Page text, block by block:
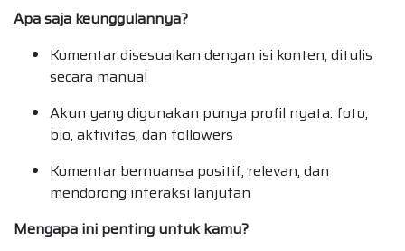
Apa saja keunggulannya?
Komentar disesuaikan dengan isi konten, ditulis
secara manual
Akun yang digunakan punya profil nyata: foto,
bio, aktivitas, dan followers
Komentar bernuansa positif, relevan, dan
mendorong interaksi lanjutan
Mengapa ini penting untuk kamu?